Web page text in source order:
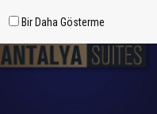
Bir Daha Gösterme